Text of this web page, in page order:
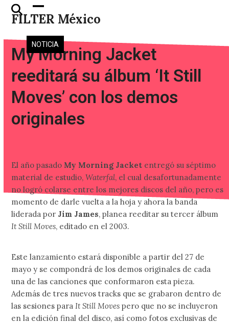
Skip
FILTER México
Open
mobile
menu
Close
mobile
menu
NOTICIA
My Morning Jacket
reeditará su álbum ‘It Still
Moves’ con los demos
originales
El año pasado My Morning Jacket entregó su séptimo
material de estudio,Waterfal, el cual desafortunadamente
no logró colarse entre los mejores discos del año, pero es
momento de darle vuelta a la hoja y ahora la banda
liderada por Jim James, planea reeditar su tercer álbum
It Still Moves, editado en el 2003.
Este lanzamiento estará disponible a partir del 27 de
mayo y se compondrá de los demos originales de cada
una de las canciones que conformaron esta pieza.
Además de tres nuevos tracks que se grabaron dentro de
las sesiones para It Still Moves pero que no se incluyeron
en la edición final del disco, así como fotos exclusivas de